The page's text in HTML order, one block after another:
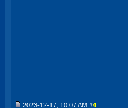
2023-12-17, 10:07 AM #4